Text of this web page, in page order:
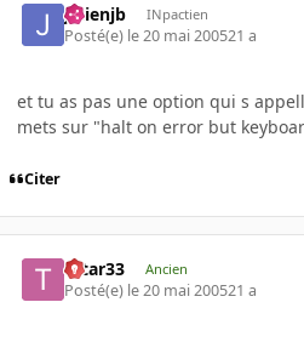
julienjb INpactien
Posté(e) le 20 mai 200521 a
et tu as pas une option qui s
mets sur "halt on error but
Citer
tatar33 Ancien
Posté(e) le 20 mai 200521 a